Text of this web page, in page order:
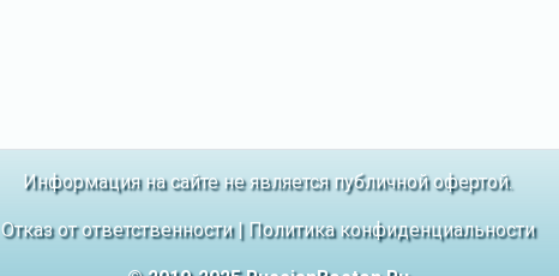
Информация на сайте не является публичной офертой.
Отказ от ответственности| Политика конфиденциальности